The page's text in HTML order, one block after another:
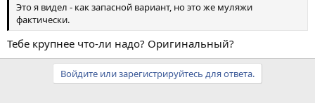
Это я видел - как запасной вариант, но это же муляжи
фактически.
Тебе крупнее что-ли надо? Оригинальный?
Войдите или зарегистрируйтесь для ответа.